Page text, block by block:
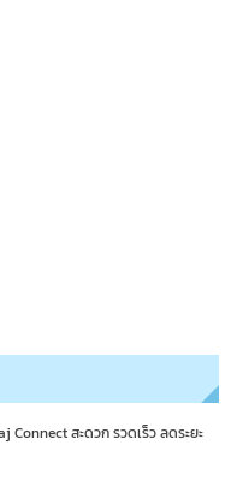
Connect สะดวก รวดเร็ว ลดระยะ